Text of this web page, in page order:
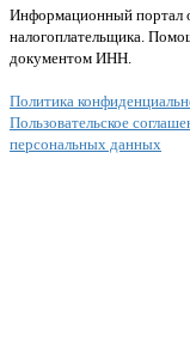
Информационный портал
налогоплательщика.
документом ИНН.
Политика
Пользовательское
персональных данных